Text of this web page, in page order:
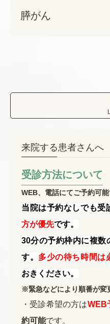
膵がん
来院する患者さんへ
受診方法について
WEB、電話にてご予約可
当院は予約なしでも受
方が優先です。
30分の予約枠内に複数
す。 多少の待ち時間は
おきください。
※緊急などにより順番が変
・受診希望の方はWEB
約可能です。